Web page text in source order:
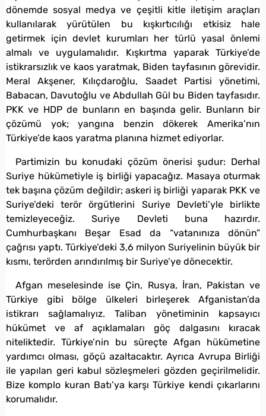
dönemde sosyal medya ve çeşitli kitle iletişim araçları
kullanılarak yürütülen bu kışkırtıcılığı etkisiz hale
getirmek için devlet kurumları her türlü yasal önlemi
almalı ve uygulamalıdır. Kışkırtma yaparak Türkiye’de
istikrarsızlık ve kaos yaratmak, Biden tayfasının görevidir.
Meral Akşener, Kılıçdaroğlu, Saadet Partisi yönetimi,
Babacan, Davutoğlu ve Abdullah Gül bu Biden tayfasıdır.
PKK ve HDP de bunların en başında gelir. Bunların bir
çözümü yok; yangına benzin dökerek Amerika’nın
Türkiye’de kaos yaratma planına hizmet ediyorlar.
Partimizin bu konudaki çözüm önerisi şudur: Derhal
Suriye hükümetiyle iş birliği yapacağız. Masaya oturmak
tek başına çözüm değildir; askeri iş birliği yaparak PKK ve
Suriye’deki terör örgütlerini Suriye Devleti’yle birlikte
temizleyeceğiz. Suriye Devleti buna hazırdır.
Cumhurbaşkanı Beşar Esad da “vatanınıza dönün”
çağrısı yaptı. Türkiye’deki 3,6 milyon Suriyelinin büyük bir
kısmı, terörden arındırılmış bir Suriye’ye dönecektir.
Afgan meselesinde ise Çin, Rusya, İran, Pakistan ve
Türkiye gibi bölge ülkeleri birleşerek Afganistan’da
istikrarı sağlamalıyız. Taliban yönetiminin kapsayıcı
hükümet ve af açıklamaları göç dalgasını kıracak
niteliktedir. Türkiye’nin bu süreçte Afgan hükümetine
yardımcı olması, göçü azaltacaktır. Ayrıca Avrupa Birliği
ile yapılan geri kabul sözleşmeleri gözden geçirilmelidir.
Bize komplo kuran Batı’ya karşı Türkiye kendi çıkarlarını
korumalıdır.